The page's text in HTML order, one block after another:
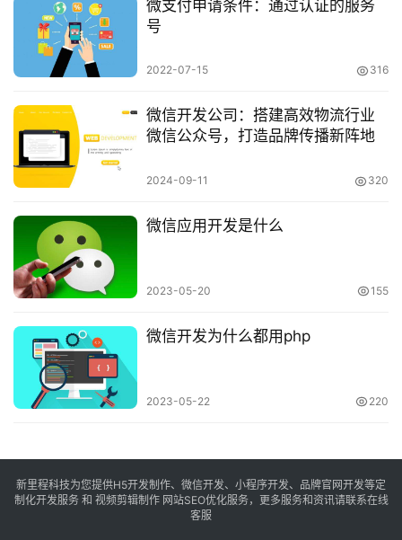
微支付申请条件：通过认证的服务
号
2022-07-15 316
微信开发公司：搭建高效物流行业
微信公众号，打造品牌传播新阵地
2024-09-11 320
微信应用开发是什么
2023-05-20 155
微信开发为什么都用php
2023-05-22 220
新里程科技为您提供H5开发制作、微信开发、小程序开发、品牌官网开发等定
制化开发服务 和 视频剪辑制作 网站SEO优化服务，更多服务和资讯请联系在线
客服